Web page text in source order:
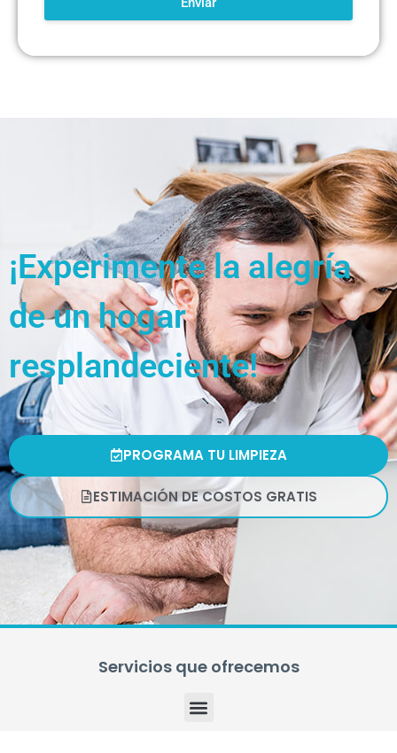
¡Experimente la alegría
de un hogar
resplandeciente!
PROGRAMA TU LIMPIEZA
ESTIMACIÓN DE COSTOS GRATIS
Servicios que ofrecemos